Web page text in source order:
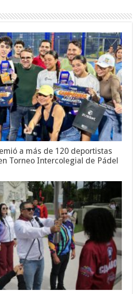
a más de 120 deportistas
Torneo Intercolegial de Pádel